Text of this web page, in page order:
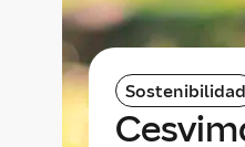
Sostenibilidad